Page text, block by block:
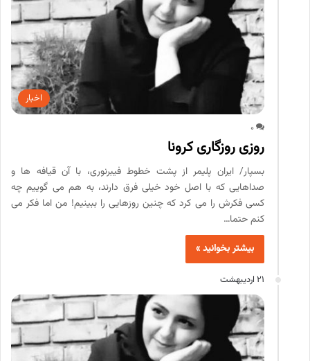
اخبار
0
روزی روزگاری کرونا
بسپار/ ایران پلیمر از پشت خطوط فیبرنوری، با آن قیافه ها و
صداهایی که با اصل خود خیلی فرق دارند، به هم می گوییم چه
کسی فکرش را می کرد که چنین روزهایی را ببینیم! من اما فکر می
کنم حتما…
بیشتر بخوانید »
21 اردیبهشت